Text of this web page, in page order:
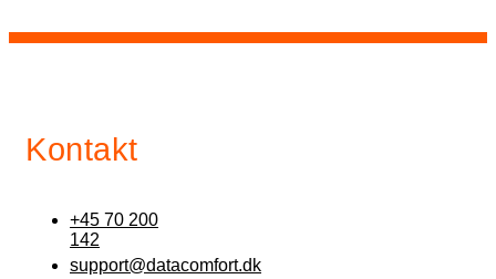
Kontakt
+45 70 200
142
support@datacomfort.dk